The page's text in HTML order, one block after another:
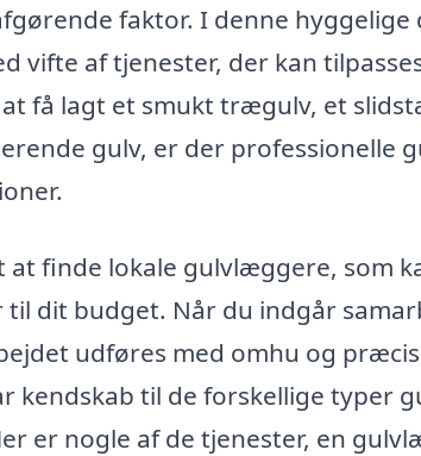
faktor. I denne hyggelige
vifte af tjenester, der kan
få lagt et smukt trægulv, et
gulv, er der professionelle
finde lokale gulvlæggere, som
dit budget. Når du indgår
udføres med omhu og
kendskab til de forskellige typer
er nogle af de tjenester, en